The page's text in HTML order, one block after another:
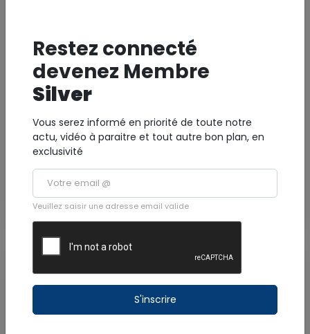
* photo non contractuelle
LES KAZ DE BIEN DÉSIRÉE
Bien Désirée - 97118 Saint-François
Restez connecté
devenez Membre
Silver
Vous serez informé en priorité de toute notre
actu, vidéo à paraitre et tout autre bon plan, en
exclusivité
Veuillez saisir une adresse email valide
S'inscrire